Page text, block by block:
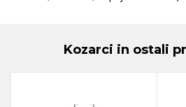
Kozarci in ostali